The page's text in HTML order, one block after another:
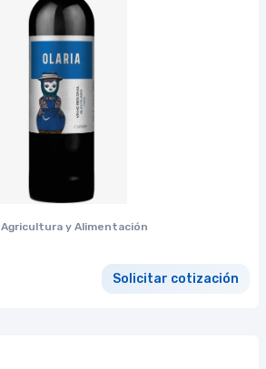
Agricultura y Alimentación
Solicitar cotización